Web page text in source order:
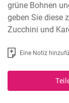
grüne Bohnen
geben Sie diese
Zucchini und
Eine Notiz